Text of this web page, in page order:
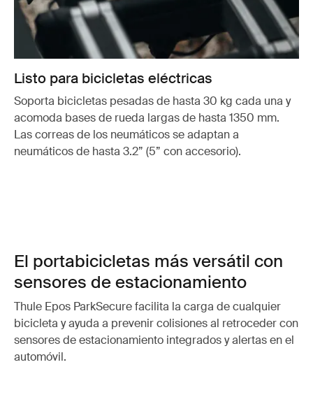
Listo para bicicletas eléctricas
Soporta bicicletas pesadas de hasta 30 kg cada una y
acomoda bases de rueda largas de hasta 1350 mm.
Las correas de los neumáticos se adaptan a
neumáticos de hasta 3.2” (5” con accesorio).
El portabicicletas más versátil con
sensores de estacionamiento
Thule Epos ParkSecure facilita la carga de cualquier
bicicleta y ayuda a prevenir colisiones al retroceder con
sensores de estacionamiento integrados y alertas en el
automóvil.